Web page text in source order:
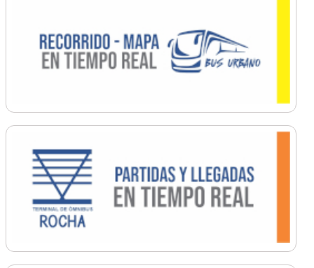
Ordenamiento
Promoción Social
Salud
Secretaría General